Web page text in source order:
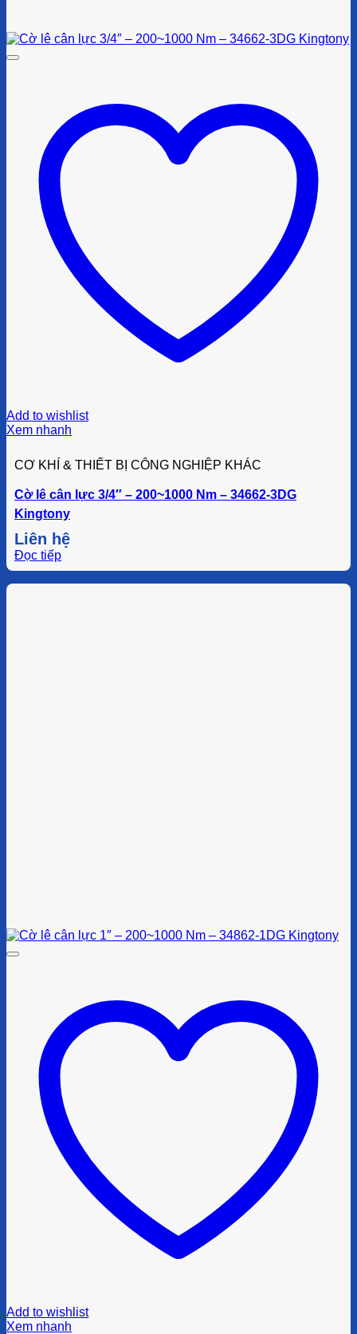
Add to wishlist
Xem nhanh
CƠ KHÍ & THIẾT BỊ CÔNG NGHIỆP KHÁC
Cờ lê cân lực 3/4″ – 200~1000 Nm – 34662-3DG
Kingtony
Liên hệ
Đọc tiếp
Add to wishlist
Xem nhanh